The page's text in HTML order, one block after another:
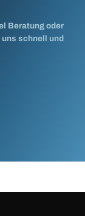
Beratung oder
schnell und